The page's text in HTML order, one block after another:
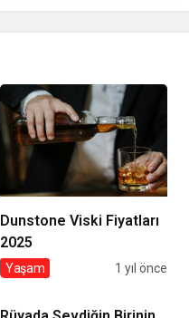
Dunstone Viski Fiyatları
2025
Yaşam 1 yıl önce